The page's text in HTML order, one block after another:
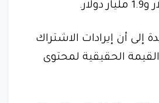
إلى أن إيرادات الاشتراك
الحقيقية لمحتوى